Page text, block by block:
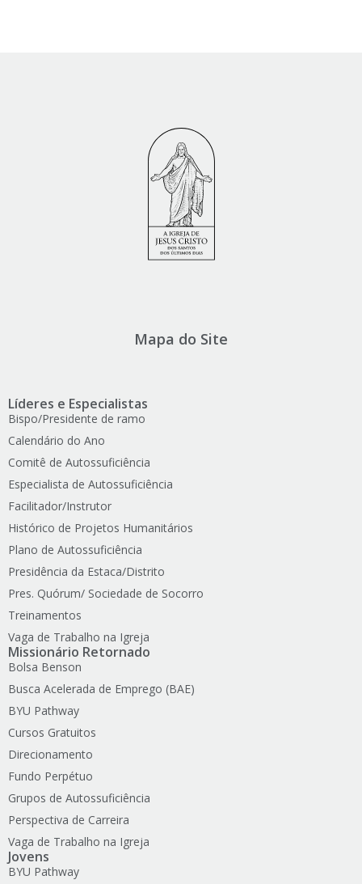
Mapa do Site
Líderes e Especialistas
Bispo/Presidente de ramo
Calendário do Ano
Comitê de Autossuficiência
Especialista de Autossuficiência
Facilitador/Instrutor
Histórico de Projetos Humanitários
Plano de Autossuficiência
Presidência da Estaca/Distrito
Pres. Quórum/ Sociedade de Socorro
Treinamentos
Vaga de Trabalho na Igreja
Missionário Retornado
Bolsa Benson
Busca Acelerada de Emprego (BAE)
BYU Pathway
Cursos Gratuitos
Direcionamento
Fundo Perpétuo
Grupos de Autossuficiência
Perspectiva de Carreira
Vaga de Trabalho na Igreja
Jovens
BYU Pathway